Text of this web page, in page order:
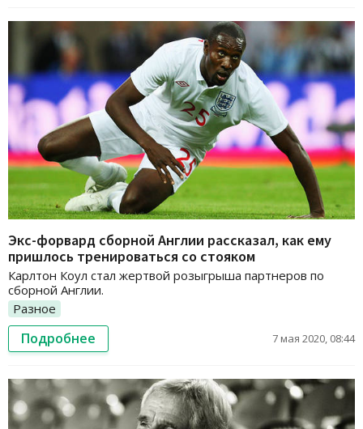
Экс-форвард сборной Англии рассказал, как ему
пришлось тренироваться со стояком
Карлтон Коул стал жертвой розыгрыша партнеров по
сборной Англии.
Разное
Подробнее 7 мая 2020, 08:44